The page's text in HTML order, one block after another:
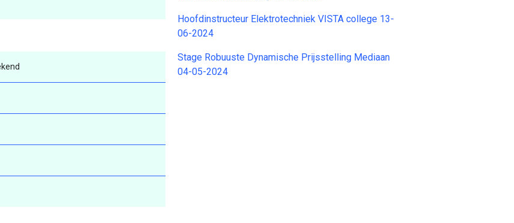
Hoofdinstructeur Elektrotechniek VISTA college 13-
06-2024
Stage Robuuste Dynamische Prijsstelling Mediaan
04-05-2024